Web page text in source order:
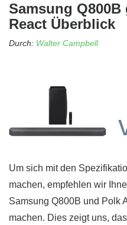
Samsung
React Überblick
Durch: Walter Campbell
Um sich mit den
machen, empfehlen wir
Samsung Q800B und Polk
machen. Dies zeigt uns,